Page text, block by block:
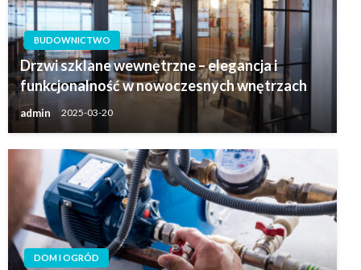
BUDOWNICTWO
Drzwi szklane wewnętrzne – elegancja i
funkcjonalność w nowoczesnych wnętrzach
admin 2025-03-20
DOM I OGRÓD